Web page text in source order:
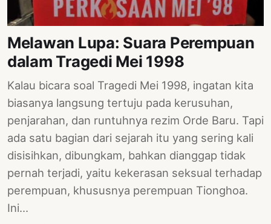
Melawan Lupa: Suara Perempuan
dalam Tragedi Mei 1998
Kalau bicara soal Tragedi Mei 1998, ingatan kita
biasanya langsung tertuju pada kerusuhan,
penjarahan, dan runtuhnya rezim Orde Baru. Tapi
ada satu bagian dari sejarah itu yang sering kali
disisihkan, dibungkam, bahkan dianggap tidak
pernah terjadi, yaitu kekerasan seksual terhadap
perempuan, khususnya perempuan Tionghoa.
Ini…